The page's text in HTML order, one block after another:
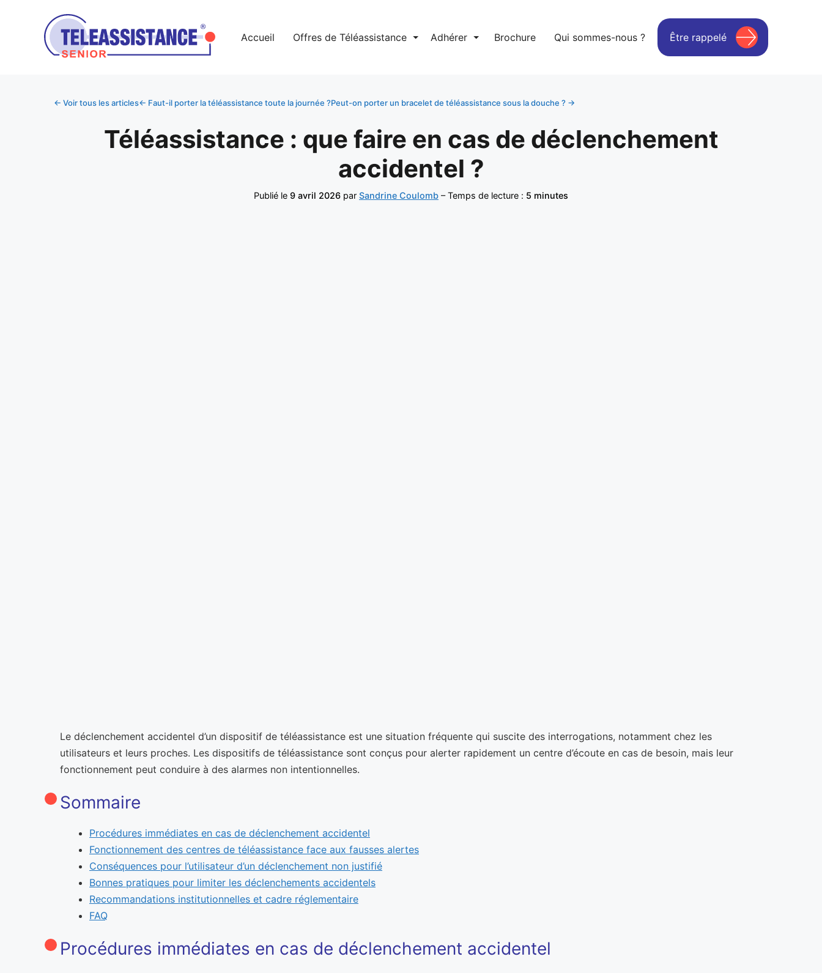
Accueil Offres de Téléassistance ⏷ Adhérer ⏷ Brochure Qui sommes-nous ? Être rappelé
← Voir tous les articles← Faut-il porter la téléassistance toute la journée ?Peut-on porter un bracelet de téléassistance sous la douche ? →
Téléassistance : que faire en cas de déclenchement
accidentel ?
Publié le 9 avril 2026 par Sandrine Coulomb – Temps de lecture : 5 minutes
Le déclenchement accidentel d’un dispositif de téléassistance est une situation fréquente qui suscite des interrogations, notamment chez les
utilisateurs et leurs proches. Les dispositifs de téléassistance sont conçus pour alerter rapidement un centre d’écoute en cas de besoin, mais leur
fonctionnement peut conduire à des alarmes non intentionnelles.
Sommaire
Procédures immédiates en cas de déclenchement accidentel
Fonctionnement des centres de téléassistance face aux fausses alertes
Conséquences pour l’utilisateur d’un déclenchement non justifié
Bonnes pratiques pour limiter les déclenchements accidentels
Recommandations institutionnelles et cadre réglementaire
FAQ
Procédures immédiates en cas de déclenchement accidentel